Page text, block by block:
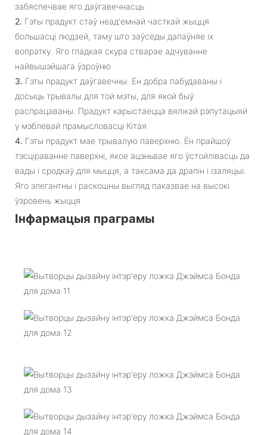
забяспечвае яго даўгавечнасць
2. Гэты прадукт стаў неад'емнай часткай жыцця
большасці людзей, таму што заўсёды дапаўняе іх
вопратку. Яго гладкая скура стварае адчуванне
найвышэйшага ўзроўню
3. Гэты прадукт даўгавечны. Ён добра пабудаваны і
досыць трывалы для той мэты, для якой быў
распрацаваны. Прадукт карыстаецца вялікай рэпутацыяй
у мэблевай прамысловасці Кітая
4. Гэты прадукт мае трывалую паверхню. Ён прайшоў
тэсціраванне паверхні, якое ацэньвае яго ўстойлівасць да
вады і сродкаў для мыцця, а таксама да драпін і ізаляцыі.
Яго элегантны і раскошны выгляд паказвае на высокі
ўзровень жыцця
Інфармацыя праграмы